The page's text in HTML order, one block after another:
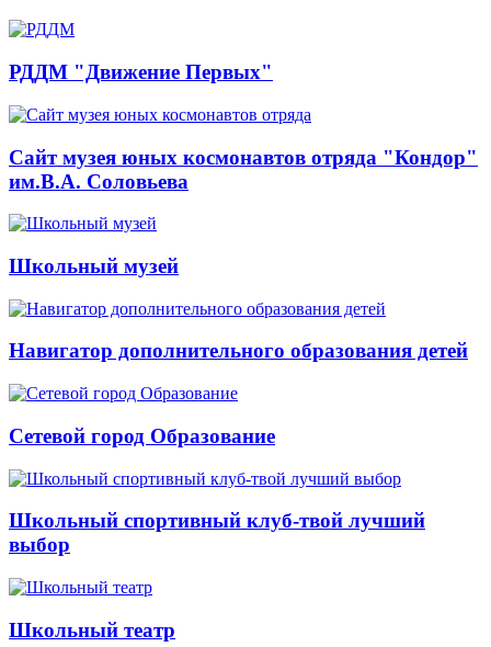
РДДМ "Движение Первых"
Сайт музея юных космонавтов отряда "Кондор"
им.В.А. Соловьева
Школьный музей
Навигатор дополнительного образования детей
Сетевой город Образование
Школьный спортивный клуб-твой лучший
выбор
Школьный театр